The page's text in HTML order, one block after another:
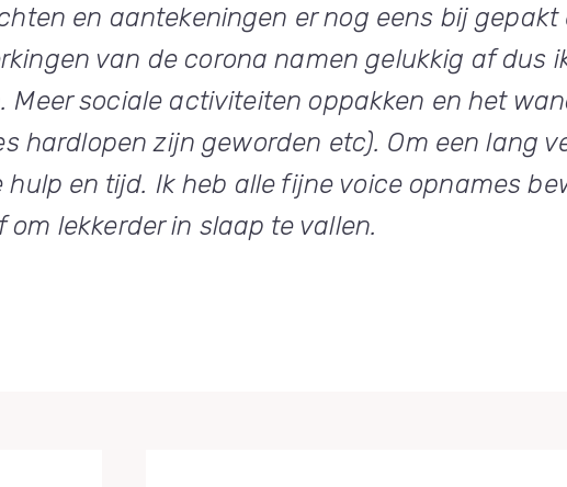
en aantekeningen er nog eens bij gepakt
van de corona namen gelukkig af dus
sociale activiteiten oppakken en het
hardlopen zijn geworden etc). Om een lang
en tijd. Ik heb alle fijne voice opnames
lekkerder in slaap te vallen.